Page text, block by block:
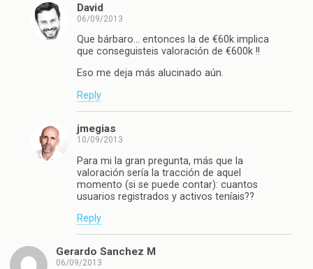
David
06/09/2013
Que bárbaro… entonces la de €60k implica
que conseguisteis valoración de €600k !!
Eso me deja más alucinado aún.
Reply
jmegias
10/09/2013
Para mi la gran pregunta, más que la
valoración sería la tracción de aquel
momento (si se puede contar): cuantos
usuarios registrados y activos teníais??
Reply
Gerardo Sanchez M
06/09/2013